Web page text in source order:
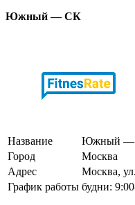
Южный — СК
Название
Южный —
Город
Москва
Адрес
Москва,
График работы будни: